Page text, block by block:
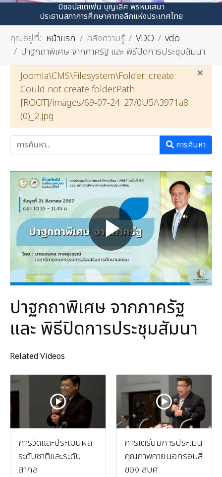
บิชอปสเตเฟน บุญเลิศ พรหมเสนา
ประธานสภาการศึกษาคาทอลิกแห่งประเทศไทย
คุณอยู่ที่: หน้าแรก คลังความรู้ VDO
vdo
ปาฐกถาพิเศษ จากภาครัฐ และ พิธีปิดการประชุมสัมนา
×
คำเตือน
Joomla\CMS\Filesystem\Folder::create:
Could not create folder.Path:
[ROOT]/images/69-07-24_27/0U5A3971a8
(0)_2.jpg
การค้นหา
ปาฐกถาพิเศษ จากภาครัฐ
และ พิธีปิดการประชุมสัมนา
Related Videos
การวัดและประเมินผล
ระดับชาติและระดับ
สากล
การเตรียมการประเมิน
คุณภาพภายนอกรอบสี่
ของ สมศ